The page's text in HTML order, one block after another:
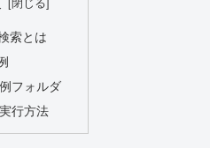
索とは
例フォルダ
実行方法